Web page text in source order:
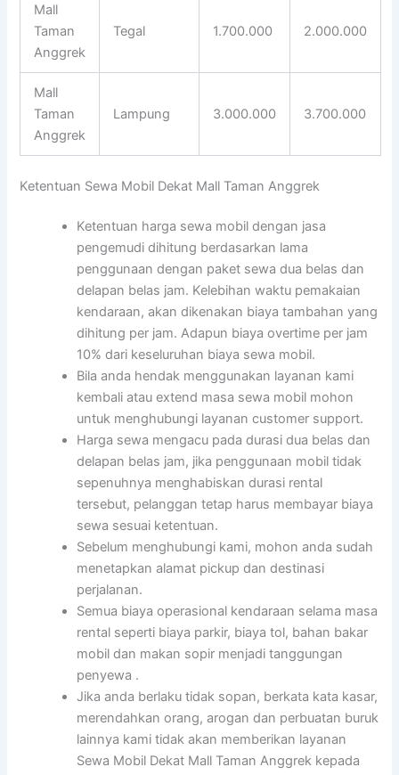
Mall
Taman
Anggrek
Tegal 1.700.000 2.000.000
Mall
Taman
Anggrek
Lampung 3.000.000 3.700.000
Ketentuan Sewa Mobil Dekat Mall Taman Anggrek
Ketentuan harga sewa mobil dengan jasa
pengemudi dihitung berdasarkan lama
penggunaan dengan paket sewa dua belas dan
delapan belas jam. Kelebihan waktu pemakaian
kendaraan, akan dikenakan biaya tambahan yang
dihitung per jam. Adapun biaya overtime per jam
10% dari keseluruhan biaya sewa mobil.
Bila anda hendak menggunakan layanan kami
kembali atau extend masa sewa mobil mohon
untuk menghubungi layanan customer support.
Harga sewa mengacu pada durasi dua belas dan
delapan belas jam, jika penggunaan mobil tidak
sepenuhnya menghabiskan durasi rental
tersebut, pelanggan tetap harus membayar biaya
sewa sesuai ketentuan.
Sebelum menghubungi kami, mohon anda sudah
menetapkan alamat pickup dan destinasi
perjalanan.
Semua biaya operasional kendaraan selama masa
rental seperti biaya parkir, biaya tol, bahan bakar
mobil dan makan sopir menjadi tanggungan
penyewa .
Jika anda berlaku tidak sopan, berkata kata kasar,
merendahkan orang, arogan dan perbuatan buruk
lainnya kami tidak akan memberikan layanan
Sewa Mobil Dekat Mall Taman Anggrek kepada